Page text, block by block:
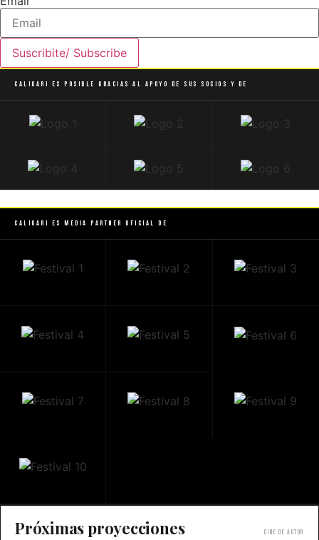
Suscribite/ Subscribe
Caligari es posible gracias al apoyo de sus socios y de
Caligari es Media Partner Oficial de
Próximas proyecciones Cine de autor